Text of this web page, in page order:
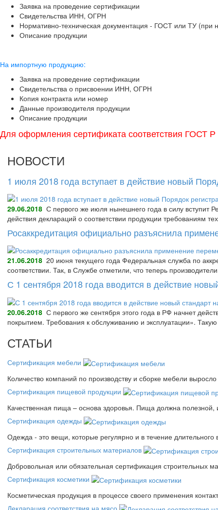
Заявка на проведение сертификации
Свидетельства ИНН, ОГРН
Нормативно-техническая документация - ГОСТ или ТУ (при
Описание продукции
На импортную продукцию:
Заявка на проведение сертификации
Свидетельства о присвоении ИНН, ОГРН
Копия контракта или номер
Данные производителя продукции
Описание продукции
Для оформления сертификата соответствия ГОСТ Р
НОВОСТИ
1 июля 2018 года вступает в действие новый
29.06.2018 С первого же июля нынешнего года в силу вступит
действия деклараций о соответствии продукции требованиям
Росаккредитация официально разъяснила
21.06.2018 20 июня текущего года Федеральная служба по
соответствии. Так, в Службе отметили, что теперь
С 1 сентября 2018 года вводится в действие
20.06.2018 С первого же сентября этого года в РФ начнет
покрытием. Требования к обслуживанию и эксплуатации».
СТАТЬИ
Сертификация мебели
Количество компаний по производству и сборке мебели
Сертификация пищевой продукции
Качественная пища – основа здоровья. Пища должна
Сертификация одежды
Одежда - это вещи, которые регулярно и в течение
Сертификация строительных материалов
Добровольная или обязательная сертификация строительных
Сертификация косметики
Косметическая продукция в процессе своего применения
Декларация соответствия на мясо